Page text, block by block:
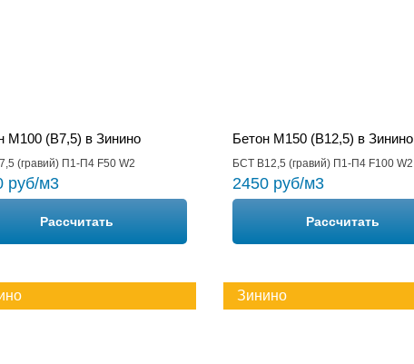
М100 (B7,5) в Зинино
(гравий) П1-П4 F50 W2
руб/м3
Рассчитать
Бетон М150 (B12,5) в Зинино
БСТ В12,5 (гравий) П1-П4 F100 W2
2450 руб/м3
Рассчитать
Зинино